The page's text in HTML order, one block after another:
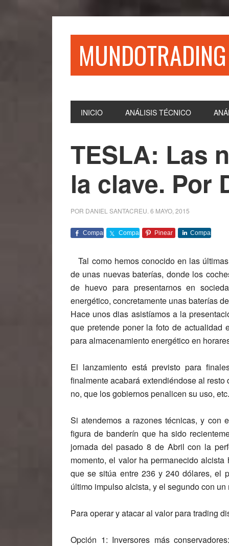
MUNDOTRADING
INICIO ANÁLISIS TÉCNICO
TESLA: Las
la clave. Por
POR DANIEL SANTACREU 6 MAYO, 2015
Comparte Comparte Pinear Comparte
Tal como hemos conocido en las
de unas nuevas baterías, donde los
de huevo para presentarnos en
energético, concretamente unas baterías
Hace unos dias asistíamos a la
que pretende poner la foto de
para almacenamiento energético en
El lanzamiento está previsto para
finalmente acabará extendiéndose al
no, que los gobiernos penalicen su uso,
Si atendemos a razones técnicas, y con
figura de banderín que ha sido
jornada del pasado 8 de Abril con la
momento, el valor ha permanecido
que se sitúa entre 236 y 240 dólares, el
último impulso alcista, y el segundo con
Para operar y atacar al valor para trading
Opción 1: Inversores más